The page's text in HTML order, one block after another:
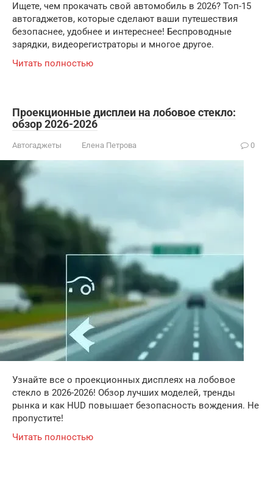
Ищете, чем прокачать свой автомобиль в 2026? Топ-15
автогаджетов, которые сделают ваши путешествия
безопаснее, удобнее и интереснее! Беспроводные
зарядки, видеорегистраторы и многое другое.
Читать полностью
Проекционные дисплеи на лобовое стекло:
обзор 2026-2026
Автогаджеты Елена Петрова 0
Узнайте все о проекционных дисплеях на лобовое
стекло в 2026-2026! Обзор лучших моделей, тренды
рынка и как HUD повышает безопасность вождения. Не
пропустите!
Читать полностью